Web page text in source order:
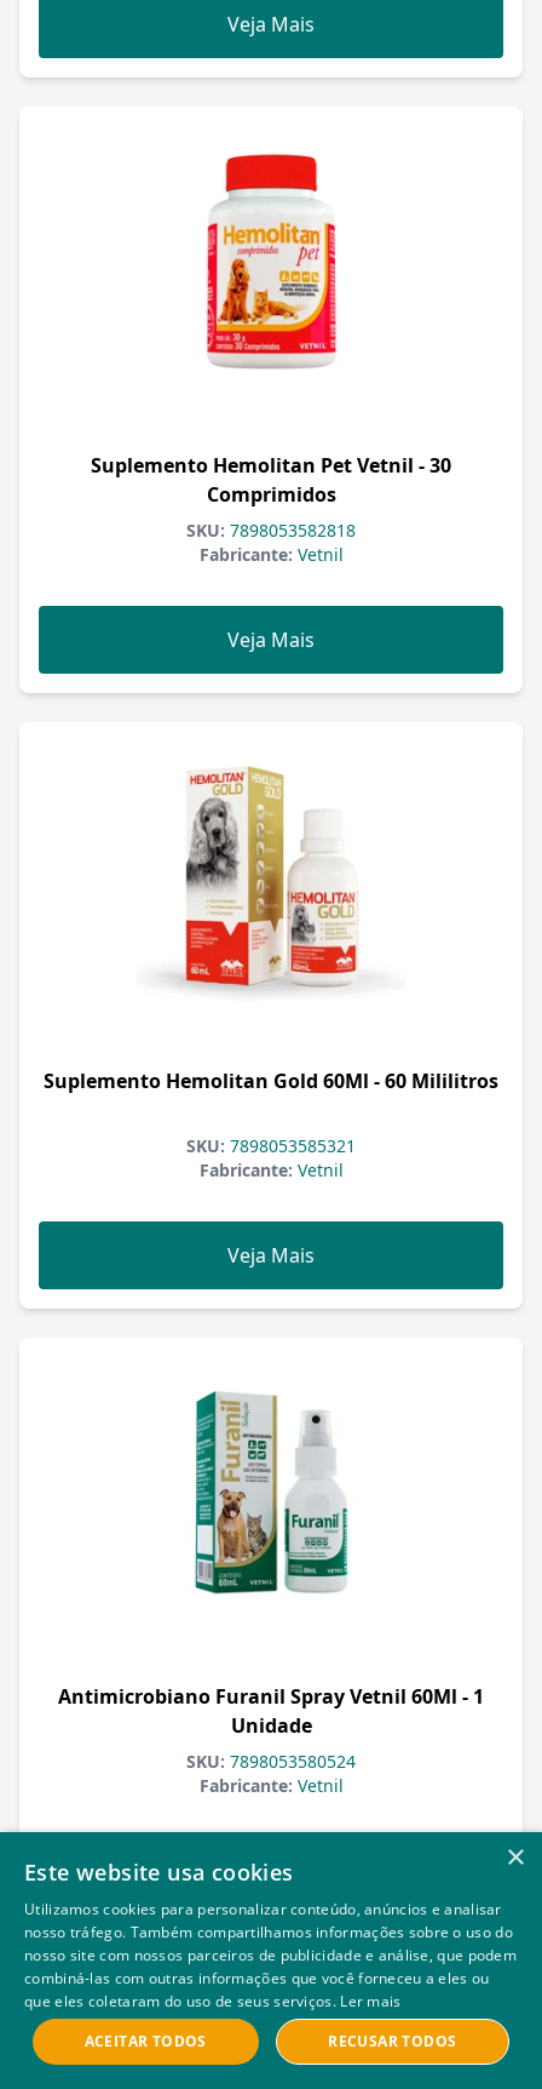
Veja Mais
Suplemento Hemolitan Pet Vetnil - 30
Comprimidos
SKU: 7898053582818
Fabricante: Vetnil
Veja Mais
Suplemento Hemolitan Gold 60Ml - 60 Mililitros
SKU: 7898053585321
Fabricante: Vetnil
Veja Mais
Antimicrobiano Furanil Spray Vetnil 60Ml - 1
Unidade
SKU: 7898053580524
Fabricante: Vetnil
Veja Mais ×
Este website usa cookies
Utilizamos cookies para personalizar conteúdo, anúncios e analisar
nosso tráfego. Também compartilhamos informações sobre o uso do
nosso site com nossos parceiros de publicidade e análise, que podem
combiná-las com outras informações que você forneceu a eles ou
que eles coletaram do uso de seus serviços. Ler mais
ACEITAR TODOS
RECUSAR TODOS